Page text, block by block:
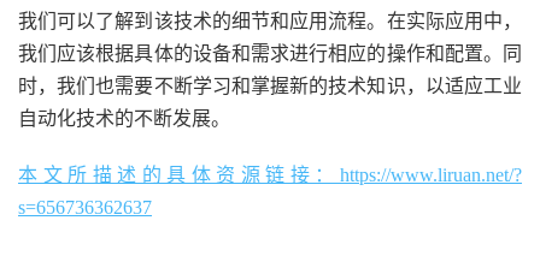
我们可以了解到该技术的细节和应用流程。在实际应用中，
我们应该根据具体的设备和需求进行相应的操作和配置。同
时，我们也需要不断学习和掌握新的技术知识，以适应工业
自动化技术的不断发展。
本文所描述的具体资源链接：https://www.liruan.net/?
s=656736362637